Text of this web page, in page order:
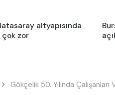
altyapısında
çok zor
Gökçelik 50. Yılında